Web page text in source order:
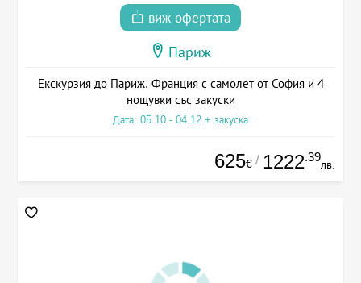
виж офертата
Париж
Екскурзия до Париж, Франция с самолет от София и 4
нощувки със закуски
Дата: 05.10 - 04.12 + закуска
625€ / 1222.39
лв.